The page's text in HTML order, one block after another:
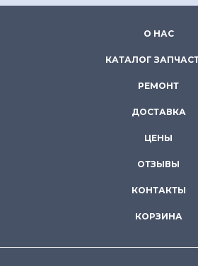
О НАС
КАТАЛОГ
РЕМОНТ
ДОСТАВКА
ЦЕНЫ
ОТЗЫВЫ
КОНТАКТЫ
КОРЗИНА